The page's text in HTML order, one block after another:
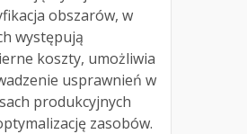
obszarów, w
występują
koszty, umożliwia
usprawnień w
produkcyjnych
zasobów.